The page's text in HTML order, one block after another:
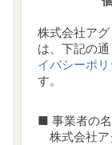
株式会社アグ
は、下記の
イバシーポ
す。
■ 事業者の
株式会社